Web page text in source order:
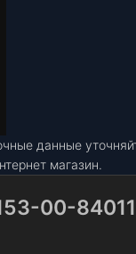
данные
магазин.
00-